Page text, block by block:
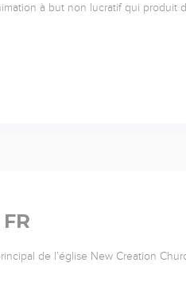
à but non lucratif qui produit
de l’église New Creation